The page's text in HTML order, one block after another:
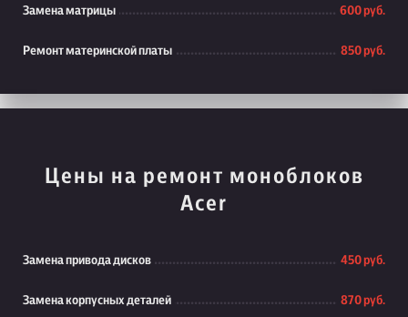
Замена матрицы 600 руб.
Ремонт материнской платы 850 руб.
Цены на ремонт моноблоков
Acer
Замена привода дисков 450 руб.
Замена корпусных деталей 870 руб.